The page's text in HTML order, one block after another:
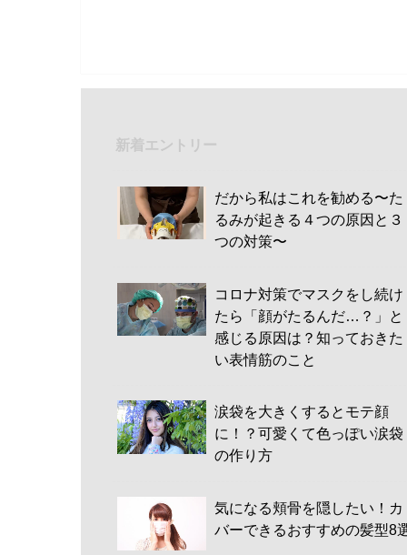
新着エントリー
だから私はこれを勧める〜た
るみが起きる４つの原因と３
つの対策〜
コロナ対策でマスクをし続け
たら「顔がたるんだ…？」と
感じる原因は？知っておきた
い表情筋のこと
涙袋を大きくするとモテ顔
に！？可愛くて色っぽい涙袋
の作り方
気になる頬骨を隠したい！カ
バーできるおすすめの髪型8